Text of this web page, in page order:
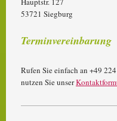
53721 Siegburg
Terminvereinbarung
Rufen Sie einfach an +49
nutzen Sie unser